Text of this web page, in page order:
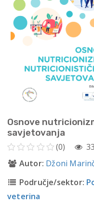
Osnove
savjetovanja
(0) 33
Autor: Džoni
Područje/sektor:
veterina